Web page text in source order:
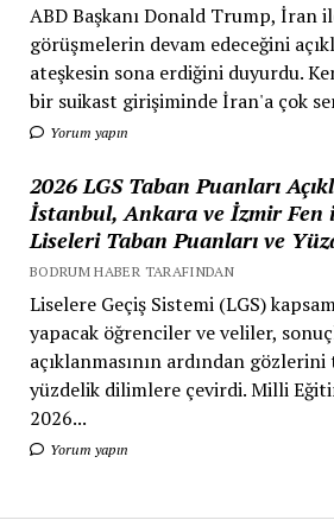
ABD Başkanı Donald Trump, İran
görüşmelerin devam edeceğini
ateşkesin sona erdiğini duyurdu.
bir suikast girişiminde İran'a çok
Yorum yapın
2026 LGS Taban Puanları
İstanbul, Ankara ve İzmir Fen
Liseleri Taban Puanları ve
BODRUM HABER TARAFINDAN
Liselere Geçiş Sistemi (LGS)
yapacak öğrenciler ve veliler,
açıklanmasının ardından
yüzdelik dilimlere çevirdi. Milli
2026...
Yorum yapın